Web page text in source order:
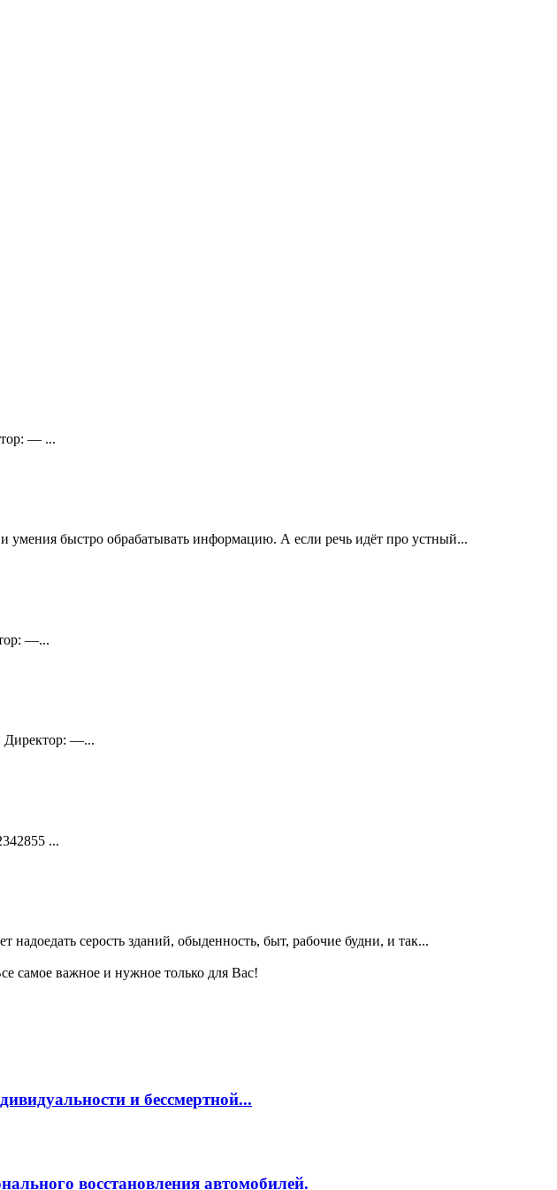
— ...
умения быстро обрабатывать информацию. А если речь идёт про устный...
—...
Директор: —...
...
серость зданий, обыденность, быт, рабочие будни, и так...
самое важное и нужное только для Вас!
и бессмертной...
восстановления автомобилей.